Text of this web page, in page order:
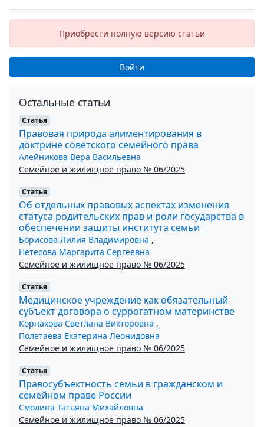
Приобрести полную версию статьи
Войти
Остальные статьи
Статья
Правовая природа алиментирования в
доктрине советского семейного права
Алейникова Вера Васильевна
Семейное и жилищное право № 06/2025
Статья
Об отдельных правовых аспектах изменения
статуса родительских прав и роли государства в
обеспечении защиты института семьи
Борисова Лилия Владимировна ,
Нетесова Маргарита Сергеевна
Семейное и жилищное право № 06/2025
Статья
Медицинское учреждение как обязательный
субъект договора о суррогатном материнстве
Корнакова Светлана Викторовна ,
Полетаева Екатерина Леонидовна
Семейное и жилищное право № 06/2025
Статья
Правосубъектность семьи в гражданском и
семейном праве России
Смолина Татьяна Михайловна
Семейное и жилищное право № 06/2025